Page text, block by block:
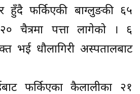
हुँदै फर्किएकी बाग्लुङकी ६५
२० चैत्रमा पत्ता लागेको । ६
भई धौलागिरी अस्पतालबाट
फर्किएका कैलालीका २१